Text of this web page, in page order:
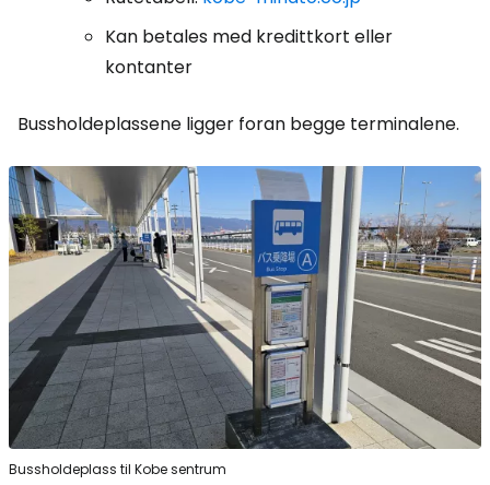
Kan betales med kredittkort eller
kontanter
Bussholdeplassene ligger foran begge terminalene.
Bussholdeplass til Kobe sentrum